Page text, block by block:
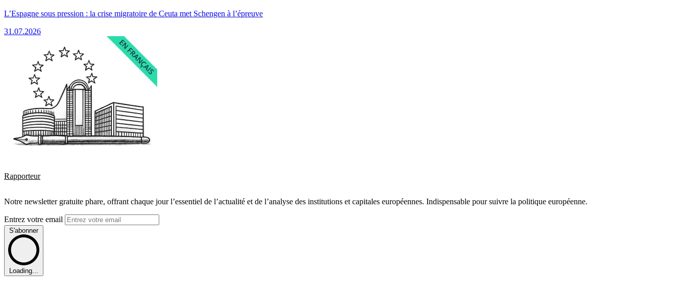
L’Espagne sous pression : la crise migratoire de Ceuta met Schengen à l’épreuve
31.07.2026
Rapporteur
Notre newsletter gratuite phare, offrant chaque jour l’essentiel de l’actualité et de l’analyse des institutions et capitales européennes. Indispensable pour suivre la politique européenne.
Entrez votre email
S'abonner
Loading...